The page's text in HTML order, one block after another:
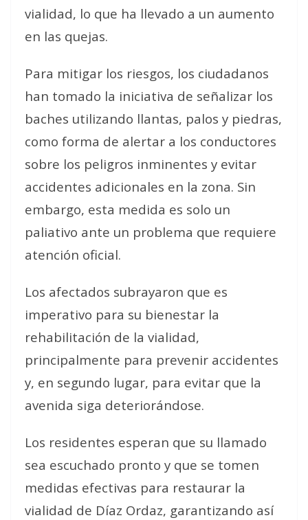
vialidad, lo que ha llevado a un aumento
en las quejas.
Para mitigar los riesgos, los ciudadanos
han tomado la iniciativa de señalizar los
baches utilizando llantas, palos y piedras,
como forma de alertar a los conductores
sobre los peligros inminentes y evitar
accidentes adicionales en la zona. Sin
embargo, esta medida es solo un
paliativo ante un problema que requiere
atención oficial.
Los afectados subrayaron que es
imperativo para su bienestar la
rehabilitación de la vialidad,
principalmente para prevenir accidentes
y, en segundo lugar, para evitar que la
avenida siga deteriorándose.
Los residentes esperan que su llamado
sea escuchado pronto y que se tomen
medidas efectivas para restaurar la
vialidad de Díaz Ordaz, garantizando así